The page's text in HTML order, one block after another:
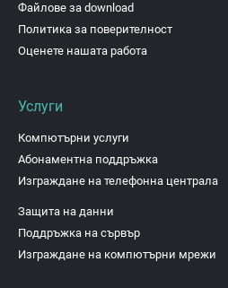
Файлове за download
Политика за поверителност
Оценете нашата работа
Услуги
Компютърни услуги
Абонаментна поддръжка
Изграждане на телефонна централа
Защита на данни
Поддръжка на сървър
Изграждане на компютърни мрежи